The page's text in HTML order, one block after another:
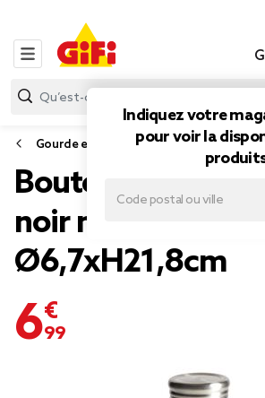
Indiquez votre
pour voir la
Gourde et bouteille isotherme
Bouteille
noir motif rond
Ø6,7xH21,8cm
6,99 €